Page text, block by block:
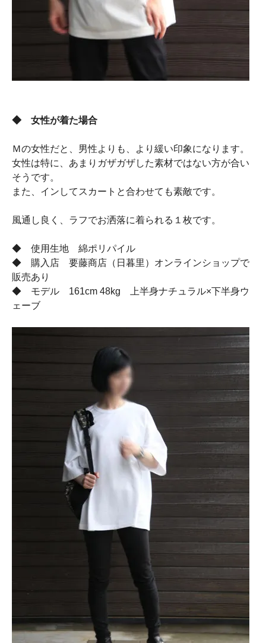
◆ 女性が着た場合
Ｍの女性だと、男性よりも、より緩い印象になります。
女性は特に、あまりガザガザした素材ではない方が合い
そうです。
また、インしてスカートと合わせても素敵です。
風通し良く、ラフでお洒落に着られる１枚です。
◆ 使用生地 綿ポリパイル
◆ 購入店 要藤商店（日暮里）オンラインショップで
販売あり
◆ モデル 161cm 48kg 上半身ナチュラル×下半身ウ
ェーブ